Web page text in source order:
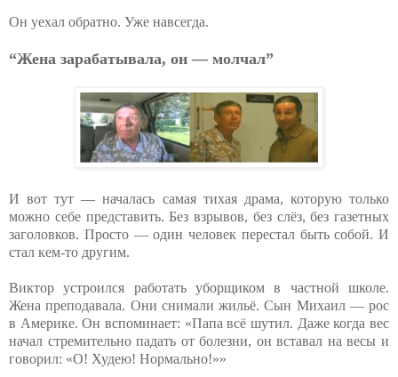
Он уехал обратно. Уже навсегда.
“Жена зарабатывала, он — молчал”
И вот тут — началась самая тихая драма, которую только
можно себе представить. Без взрывов, без слёз, без газетных
заголовков. Просто — один человек перестал быть собой. И
стал кем-то другим.
Виктор устроился работать уборщиком в частной школе.
Жена преподавала. Они снимали жильё. Сын Михаил — рос
в Америке. Он вспоминает: «Папа всё шутил. Даже когда вес
начал стремительно падать от болезни, он вставал на весы и
говорил: «О! Худею! Нормально!»»